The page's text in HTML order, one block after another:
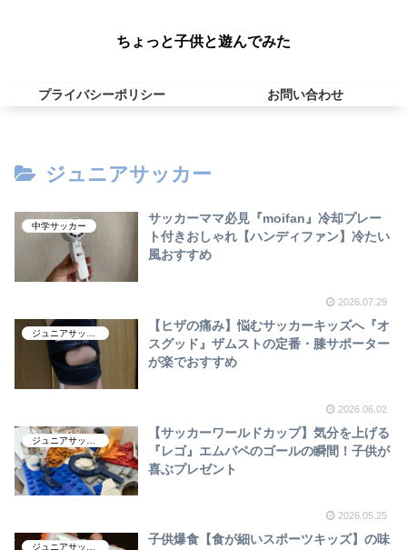
ちょっと子供と遊んでみた
プライバシーポリシー お問い合わせ
ジュニアサッカー
中学サッカー
サッカーママ必見『moifan』冷却プレー
ト付きおしゃれ【ハンディファン】冷たい
風おすすめ
2026.07.29
【ヒザの痛み】悩むサッカーキッズへ『オ
スグッド』ザムストの定番・膝サポーター
が楽でおすすめ
2026.06.02
【サッカーワールドカップ】気分を上げる
『レゴ』エムバペのゴールの瞬間！子供が
喜ぶプレゼント
2026.05.25
ジュニアサッカー
子供爆食【食が細いスポーツキッズ】の味